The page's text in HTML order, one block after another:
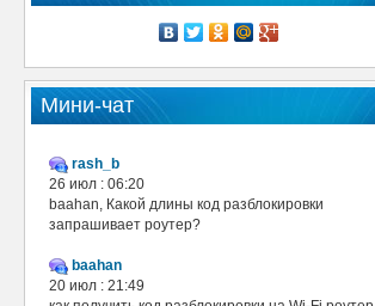
Мини-чат
rash_b
26 июл : 06:20
baahan, Какой длины код разблокировки
запрашивает роутер?
baahan
20 июл : 21:49